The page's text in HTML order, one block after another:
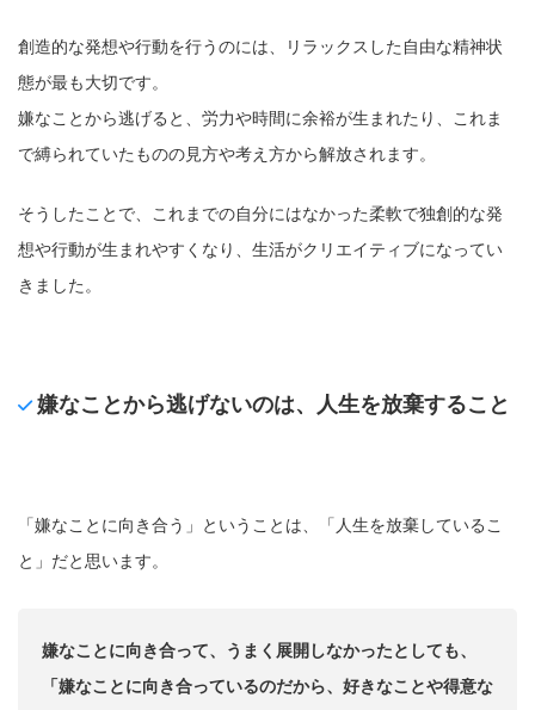
創造的な発想や行動を行うのには、リラックスした自由な精神状
態が最も大切です。
嫌なことから逃げると、労力や時間に余裕が生まれたり、これま
で縛られていたものの見方や考え方から解放されます。
そうしたことで、これまでの自分にはなかった柔軟で独創的な発
想や行動が生まれやすくなり、生活がクリエイティブになってい
きました。
嫌なことから逃げないのは、人生を放棄すること
「嫌なことに向き合う」ということは、「人生を放棄しているこ
と」だと思います。
嫌なことに向き合って、うまく展開しなかったとしても、
「嫌なことに向き合っているのだから、好きなことや得意な